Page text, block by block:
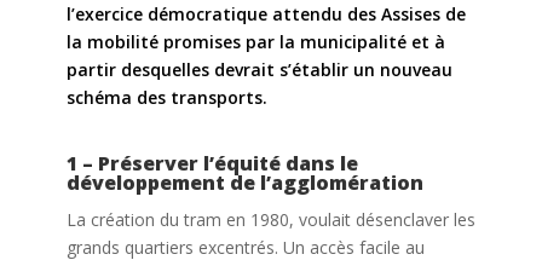
l’exercice démocratique attendu des Assises de
la mobilité promises par la municipalité et à
partir desquelles devrait s’établir un nouveau
schéma des transports.
1 – Préserver l’équité dans le
développement de l’agglomération
La création du tram en 1980, voulait désenclaver les
grands quartiers excentrés. Un accès facile au